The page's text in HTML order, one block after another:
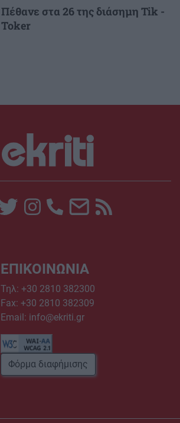
Πέθανε στα 26 της διάσημη Tik -
Toker
ΕΠΙΚΟΙΝΩΝΙΑ
Τηλ: +30 2810 382300
Fax: +30 2810 382309
Email: info@ekriti.gr
Φόρμα διαφήμισης